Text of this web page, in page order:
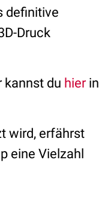
definitive
Druck
kannst du hierin
wird, erfährst
eine Vielzahl